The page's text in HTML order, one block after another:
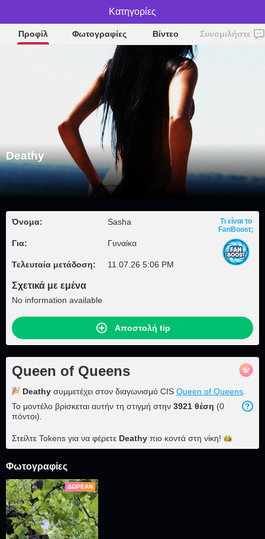
Deathy
Προφίλ Φωτογραφίες Βίντεο Συνομιλήστε
Deathy
Όνομα: Sasha
Για: Γυναίκα
Τελευταία μετάδοση: 11.07.26 5:06 PM
Τι είναι το
FanBoost;
Σχετικά με εμένα
No information available
Αποστολή tip
Queen of Queens
Deathy συμμετέχει στον διαγωνισμό CIS Queen of Queens
Το μοντέλο βρίσκεται αυτήν τη στιγμή στην 3921 θέση (0
πόντοι).
Στείλτε Tokens για να φέρετε Deathy πιο κοντά στη νίκη!
Φωτογραφίες
ΔΩΡΕΆΝ
Κατηγορίες